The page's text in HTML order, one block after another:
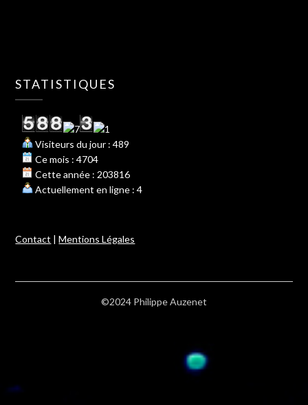
STATISTIQUES
Visiteurs du jour : 489
Ce mois : 4704
Cette année : 203816
Actuellement en ligne : 4
Contact |Mentions Légales
©2024 Philippe Auzenet